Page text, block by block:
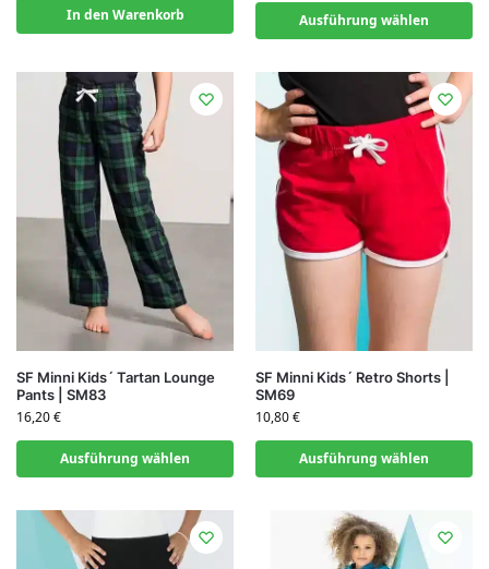
In den Warenkorb Ausführung wählen
SF Minni Kids´ Tartan Lounge
Pants | SM83
16,20€
Ausführung wählen
SF Minni Kids´ Retro Shorts |
SM69
10,80€
Ausführung wählen